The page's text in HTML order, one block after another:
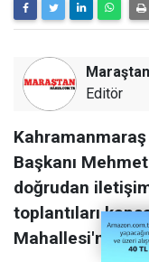
Editör
Başkanı
doğrudan
toplantıları
Mahallesi'nde